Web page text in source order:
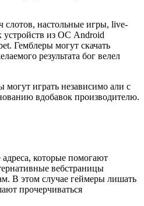
слотов, настольные игры, live-
устройств из ОС Android
Гемблеры могут скачать
результата бог велел
могут играть независимо али с
вдобавок производителю.
которые помогают
вебстраницы
В этом случае геймеры лишать
прочерчиваться